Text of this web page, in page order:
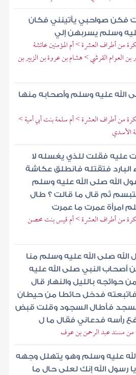
فكن صواحبي يأتينني فكان
وسلم يسربهن إلي
من أطراف العشرة > أم المؤمنين عائشة
بن العوام القرشي > هشام بن عروة بن الزبير بن
عليه وسلم وأصحابه منها
من أطراف العشرة > أم سلمة بنت أبي أمية >
الأسدي
عليه فقلت للذي يغسله لا
البارد فتقتله فانطلق عكاشة
الله صلى الله عليه وسلم
ثم قال ما قالت ؟ طال
امرأة عمرت ما عمرت
من أطراف العشرة > أم قيس بنت محصن
الله صلى الله عليه وسلم منا
أصحاب النبي صلى الله عليه
حوائجه بالليل والنهار قال
فدخل حائطا من حيطان
فأطال السجود وقلت قبض
رأسه فدعاني فقال ما ل
من مسند عبد الرحمن بن عوف
عليه وسلم وهو يتهلل وجهه
رسول الله إنك لعلى حال ما